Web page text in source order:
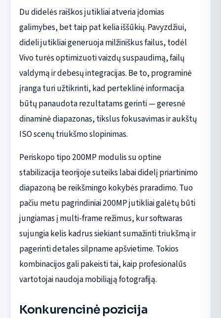
Du didelės raiškos jutikliai atveria įdomias
galimybes, bet taip pat kelia iššūkių. Pavyzdžiui,
dideli jutikliai generuoja milžiniškus failus, todėl
Vivo turės optimizuoti vaizdų suspaudimą, failų
valdymą ir debesų integracijas. Be to, programinė
įranga turi užtikrinti, kad perteklinė informacija
būtų panaudota rezultatams gerinti — geresnė
dinaminė diapazonas, tikslus fokusavimas ir aukštų
ISO scenų triukšmo slopinimas.
Periskopo tipo 200MP modulis su optine
stabilizacija teorijoje suteiks labai didelį priartinimo
diapazoną be reikšmingo kokybės praradimo. Tuo
pačiu metu pagrindiniai 200MP jutikliai galėtų būti
jungiamas į multi-frame režimus, kur softwaras
sujungia kelis kadrus siekiant sumažinti triukšmą ir
pagerinti detales silpname apšvietime. Tokios
kombinacijos gali pakeisti tai, kaip profesionalūs
vartotojai naudoja mobiliąją fotografiją.
Konkurencinė pozicija